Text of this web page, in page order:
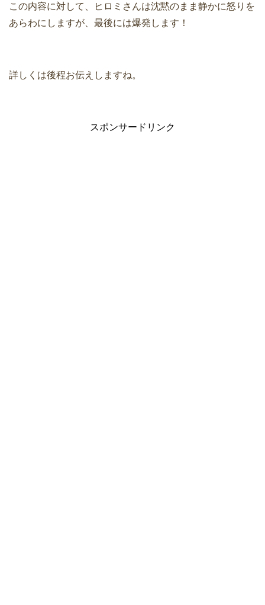
この内容に対して、ヒロミさんは沈黙のまま静かに怒りを
あらわにしますが、最後には爆発します！
詳しくは後程お伝えしますね。
スポンサードリンク